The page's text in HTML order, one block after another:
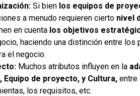
Si bien los equipos de
a menudo requieren cierto nivel
en cuenta los objetivos
haciendo una distinción entre
el negocio.
Muchos atributos influyen en la
de proyecto, y Cultura, entre
los requisitos, etc.